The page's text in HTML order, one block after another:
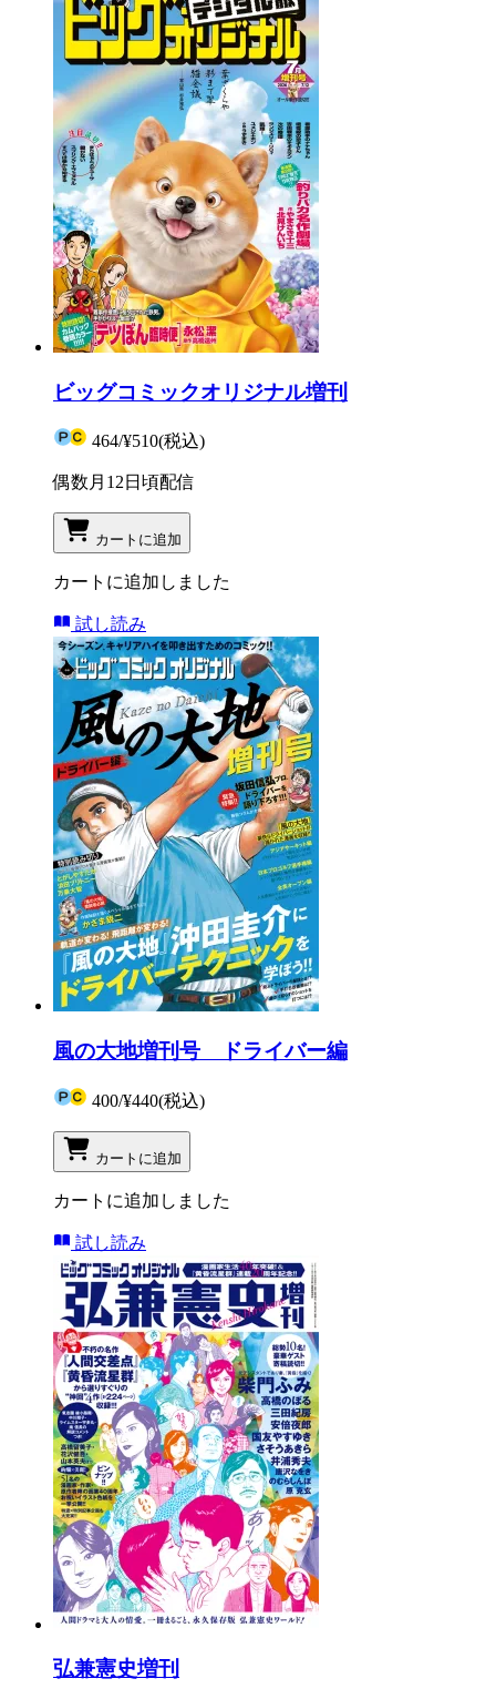
ビッグコミックオリジナル増刊
464/¥510(税込)
偶数月12日頃配信
カートに追加
カートに追加しました
試し読み
風の大地増刊号 ドライバー編
400/¥440(税込)
カートに追加
カートに追加しました
試し読み
弘兼憲史増刊